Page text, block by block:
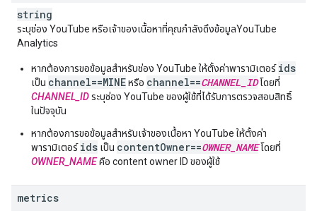
string
ระบุช่อง YouTube หรือเจ้าของเนื้อหาที่คุณกำลังดึงข้อมูลYouTube
Analytics
หากต้องการขอข้อมูลสำหรับช่อง YouTube ให้ตั้งค่าพารามิเตอร์ids
เป็น channel==MINEหรือ channel==CHANNEL_IDโดยที่
CHANNEL_IDระบุช่อง YouTube ของผู้ใช้ที่ได้รับการตรวจสอบสิทธิ์
ในปัจจุบัน
หากต้องการขอข้อมูลสำหรับเจ้าของเนื้อหา YouTube ให้ตั้งค่า
พารามิเตอร์ids เป็น contentOwner==OWNER_NAMEโดยที่
OWNER_NAMEคือ content owner ID ของผู้ใช้
metrics